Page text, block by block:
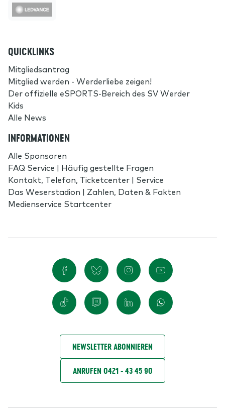
QUICKLINKS
Mitgliedsantrag
Mitglied werden - Werderliebe zeigen!
Der offizielle eSPORTS-Bereich des SV Werder
Kids
Alle News
INFORMATIONEN
Alle Sponsoren
FAQ Service | Häufig gestellte Fragen
Kontakt, Telefon, Ticketcenter | Service
Das Weserstadion | Zahlen, Daten & Fakten
Medienservice Startcenter
NEWSLETTER ABONNIEREN
ANRUFEN 0421 - 43 45 90